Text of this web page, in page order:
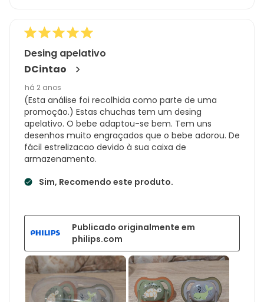
Desing apelativo
DCintao
há 2 anos
(Esta análise foi recolhida como parte de uma
promoção.) Estas chuchas tem um desing
apelativo. O bebe adaptou-se bem. Tem uns
desenhos muito engraçados que o bebe adorou. De
fácil estrelizacao devido à sua caixa de
armazenamento.
Sim, Recomendo este produto.
Publicado originalmente em
philips.com